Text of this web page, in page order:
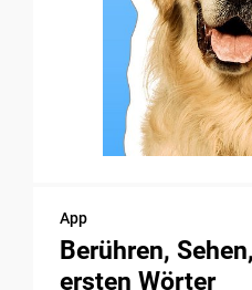
App
Berühren,
ersten Wörter